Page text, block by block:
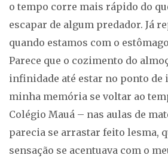
o tempo corre mais rápido do
escapar de algum predador. Já
quando estamos com o
Parece que o cozimento do
infinidade até estar no ponto de
minha memória se voltar ao
Colégio Mauá – nas aulas de
parecia se arrastar feito lesma,
sensação se acentuava com o